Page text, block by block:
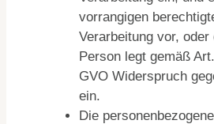
vorrangigen
Verarbeitung vor,
Person legt gemäß
GVO Widerspruch
ein.
Die